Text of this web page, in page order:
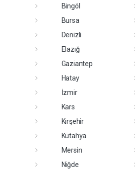
Bingöl
Bursa
Denizli
Elazığ
Gaziantep
Hatay
İzmir
Kars
Kırşehir
Kütahya
Mersin
Niğde